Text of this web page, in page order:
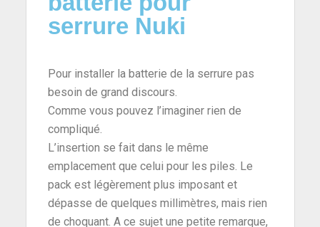
serrure Nuki
Pour installer la batterie de la serrure pas
besoin de grand discours.
Comme vous pouvez l’imaginer rien de
compliqué.
L’insertion se fait dans le même
emplacement que celui pour les piles. Le
pack est légèrement plus imposant et
dépasse de quelques millimètres, mais rien
de choquant. A ce sujet une petite remarque,